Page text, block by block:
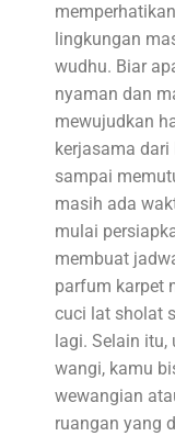
lingkungan
wudhu. Biar
nyaman dan
mewujudkan
kerjasama
sampai
masih ada
mulai
membuat
parfum karpet
cuci lat sholat
lagi. Selain
wangi, kamu
wewangian
ruangan yang